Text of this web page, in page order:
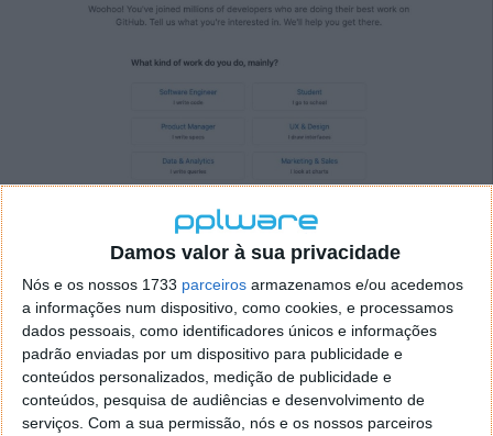
Damos valor à sua privacidade
Nós e os nossos 1733 parceiros armazenamos e/ou acedemos
a informações num dispositivo, como cookies, e processamos
dados pessoais, como identificadores únicos e informações
padrão enviadas por um dispositivo para publicidade e
conteúdos personalizados, medição de publicidade e
conteúdos, pesquisa de audiências e desenvolvimento de
serviços. Com a sua permissão, nós e os nossos parceiros
Para finalizar, é enviado um e-mail de confirmação
para o e-mail indicado inicialmente.